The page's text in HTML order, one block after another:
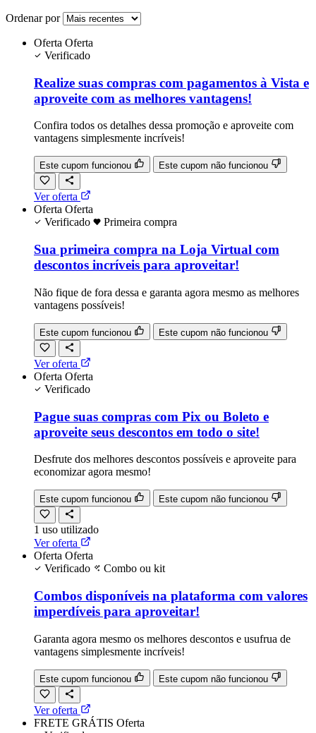
Ordenar por
Oferta Oferta
Verificado
Realize suas compras com pagamentos à Vista e
aproveite com as melhores vantagens!
Confira todos os detalhes dessa promoção e aproveite com
vantagens simplesmente incríveis!
Este cupom funcionou Este cupom não funcionou
Ver oferta
Oferta Oferta
Verificado
Primeira compra
Sua primeira compra na Loja Virtual com
descontos incríveis para aproveitar!
Não fique de fora dessa e garanta agora mesmo as melhores
vantagens possíveis!
Este cupom funcionou Este cupom não funcionou
Ver oferta
Oferta Oferta
Verificado
Pague suas compras com Pix ou Boleto e
aproveite seus descontos em todo o site!
Desfrute dos melhores descontos possíveis e aproveite para
economizar agora mesmo!
Este cupom funcionou Este cupom não funcionou
1 uso utilizado
Ver oferta
Oferta Oferta
Verificado
Combo ou kit
Combos disponíveis na plataforma com valores
imperdíveis para aproveitar!
Garanta agora mesmo os melhores descontos e usufrua de
vantagens simplesmente incríveis!
Este cupom funcionou Este cupom não funcionou
Ver oferta
FRETE GRÁTIS Oferta